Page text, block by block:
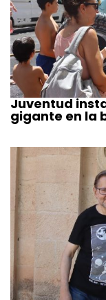
Juventud
gigante en la